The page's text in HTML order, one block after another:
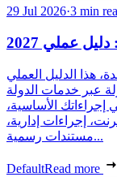
29 Jul 2026·3 min
عملي 2027
هذا الدليل العملي
عبر خدمات الدولة
الأساسية،
إجراءات إدارية،
مستندات رسمية...
DefaultRead more